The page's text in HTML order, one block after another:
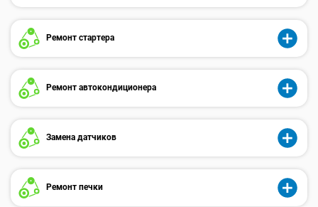
Ремонт стартера
Ремонт автокондиционера
Замена датчиков
Ремонт печки